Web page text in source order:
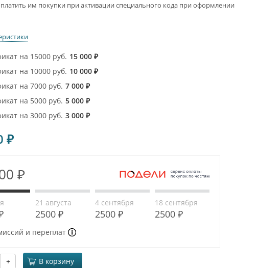
им покупки при активации специального кода при оформлении
на 15000 руб. 15 000₽
на 10000 руб. 10 000₽
на 7000 руб. 7 000₽
на 5000 руб. 5 000₽
на 3000 руб. 3 000₽
₽
₽
21 августа
2500 ₽
4 сентября
2500 ₽
18 сентября
2500 ₽
и переплат
+ В корзину